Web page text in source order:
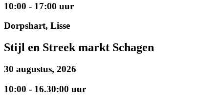
10:00 - 17:00 uur
Dorpshart, Lisse
Stijl en Streek markt Schagen
30 augustus, 2026
10:00 - 16.30:00 uur